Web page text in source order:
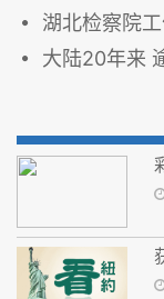
湖北检察院
大陆20年来